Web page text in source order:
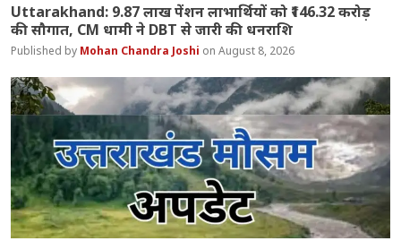
Uttarakhand: 9.87 लाख पेंशन लाभार्थियों को ₹146.32 करोड़
की सौगात, CM धामी ने DBT से जारी की धनराशि
Mohan Chandra Joshi August 8, 2026